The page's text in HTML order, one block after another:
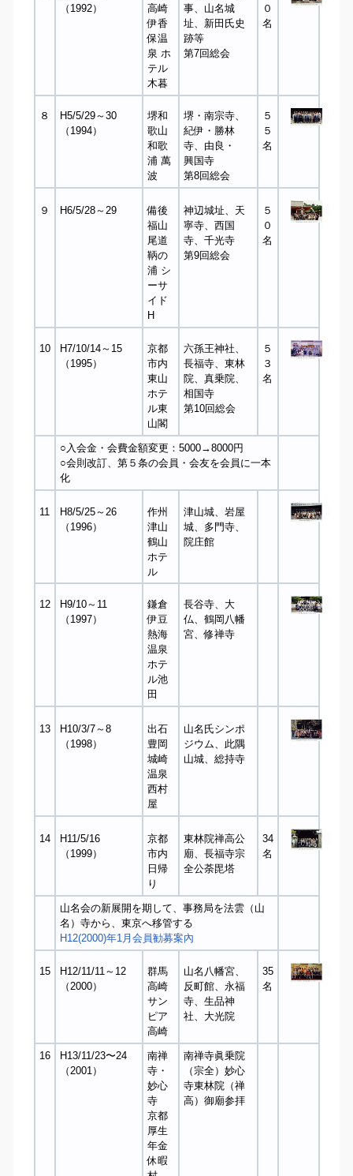
（1992）
高崎
伊香
保温
泉 ホ
テル
木暮
事、山名城
址、新田氏史
跡等
第7回総会
０
名
８
H5/5/29～30
（1994）
堺和
歌山
和歌
浦 萬
波
堺・南宗寺、
紀伊・勝林
寺、由良・
興国寺
第8回総会
５
５
名
９ H6/5/28～29
備後
福山
尾道
鞆の
浦 シ
ーサ
イド
H
神辺城址、天
寧寺、西国
寺、千光寺
第9回総会
５
０
名
10
H7/10/14～15
（1995）
京都
市内
東山
ホテ
ル東
山閣
六孫王神社、
長福寺、東林
院、真乗院、
相国寺
第10回総会
５
３
名
○入会金・会費金額変更：5000→8000円
○会則改訂、第５条の会員・会友を会員に一本
化
11
H8/5/25～26
（1996）
作州
津山
鶴山
ホテ
ル
津山城、岩屋
城、多門寺、
院庄館
12
H9/10～11
（1997）
鎌倉
伊豆
熱海
温泉
ホテ
ル池
田
長谷寺、大
仏、鶴岡八幡
宮、修禅寺
13
H10/3/7～8
（1998）
出石
豊岡
城崎
温泉
西村
屋
山名氏シンポ
ジウム、此隅
山城、総持寺
14
H11/5/16
（1999）
京都
市内
日帰
り
東林院禅高公
廟、長福寺宗
全公荼毘塔
34
名
山名会の新展開を期して、事務局を法雲（山
名）寺から、東京へ移管する
H12(2000)年1月会員勧募案內
15
H12/11/11～12
（2000）
群馬
高崎
サン
ピア
高崎
山名八幡宮、
反町館、永福
寺、生品神
社、大光院
35
名
16
H13/11/23〜24
（2001）
南禅
寺・
妙心
寺
京都
厚生
年金
休暇
南禅寺眞乗院
（宗全）妙心
寺東林院（禅
高）御廟参拝